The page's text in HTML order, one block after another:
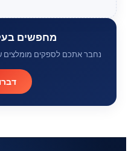
מחפשים
נחבר אתכם לספקים מומלצים